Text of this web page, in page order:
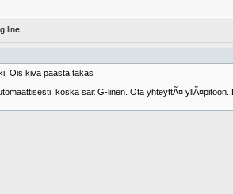
line
Ois kiva päästä takas
koska sait G-linen. Ota yhteyttÃ¤ yllÃ¤pitoon.